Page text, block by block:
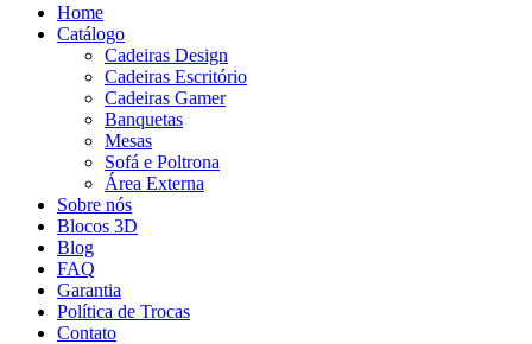
Home
Catálogo
Cadeiras Design
Cadeiras Escritório
Cadeiras Gamer
Banquetas
Mesas
Sofá e Poltrona
Área Externa
Sobre nós
Blocos 3D
Blog
FAQ
Garantia
Política de Trocas
Contato